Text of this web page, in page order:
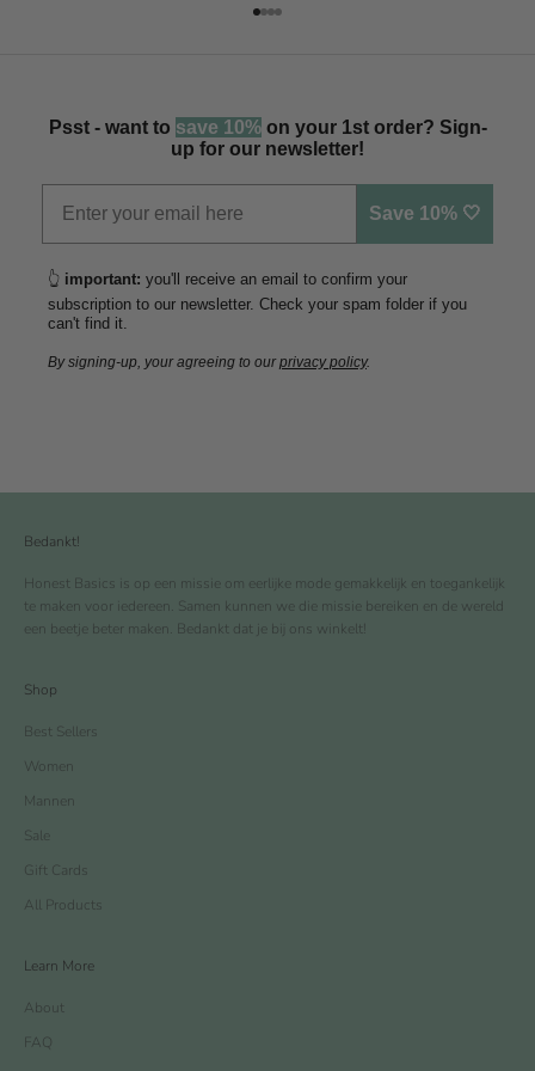
Naar artikel 1
Naar artikel 2
Naar artikel 3
Naar artikel 4
Psst - want to save 10%on your 1st order? Sign-
up for our newsletter!
Save 10% 🤍
👆 important: you'll receive an email to confirm your
subscription to our newsletter. Check your spam folder if you
can't find it.
By signing-up, your agreeing to ourprivacy policy.
Bedankt!
Honest Basics is op een missie om eerlijke mode gemakkelijk en toegankelijk
te maken voor iedereen. Samen kunnen we die missie bereiken en de wereld
een beetje beter maken. Bedankt dat je bij ons winkelt!
Shop
Best Sellers
Women
Mannen
Sale
Gift Cards
All Products
Learn More
About
FAQ